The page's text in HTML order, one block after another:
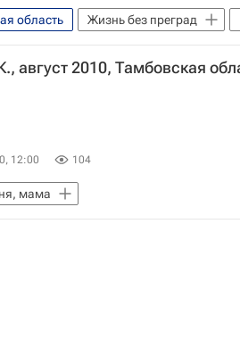
область Жизнь без преград
август 2010, Тамбовская
12:00 104
мама